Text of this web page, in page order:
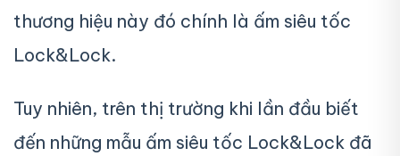
thương hiệu này đó chính là ấm siêu tốc
Lock&Lock.
Tuy nhiên, trên thị trường khi lần đầu biết
đến những mẫu ấm siêu tốc Lock&Lock đã